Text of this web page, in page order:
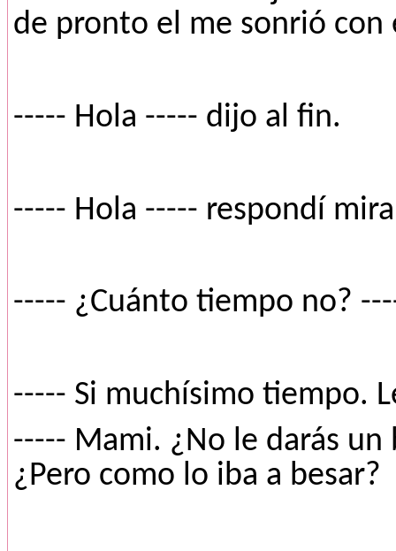
de pronto el me sonrió con
----- Hola ----- dijo al fin.
----- Hola ----- respondí
----- ¿Cuánto tiempo no?
----- Si muchísimo tiempo.
----- Mami. ¿No le darás
¿Pero como lo iba a besar?